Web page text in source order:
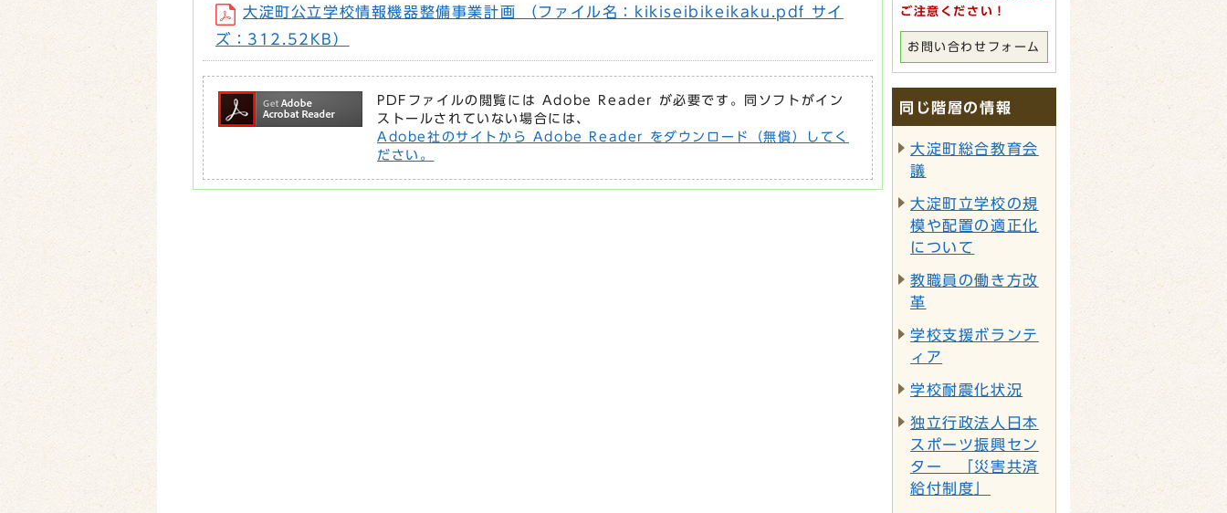
大淀町公立学校情報機器整備事業計画 （ファイル名：kikiseibikeikaku.pdf サイ
ズ：312.52KB）
PDFファイルの閲覧には Adobe Reader が必要です。同ソフトがイン
ストールされていない場合には、
Adobe社のサイトから Adobe Reader をダウンロード（無償）してく
ださい。
ご注意ください！
お問い合わせフォーム
同じ階層の情報
大淀町総合教育会
議
大淀町立学校の規
模や配置の適正化
について
教職員の働き方改
革
学校支援ボランテ
ィア
学校耐震化状況
独立行政法人日本
スポーツ振興セン
ター 「災害共済
給付制度」